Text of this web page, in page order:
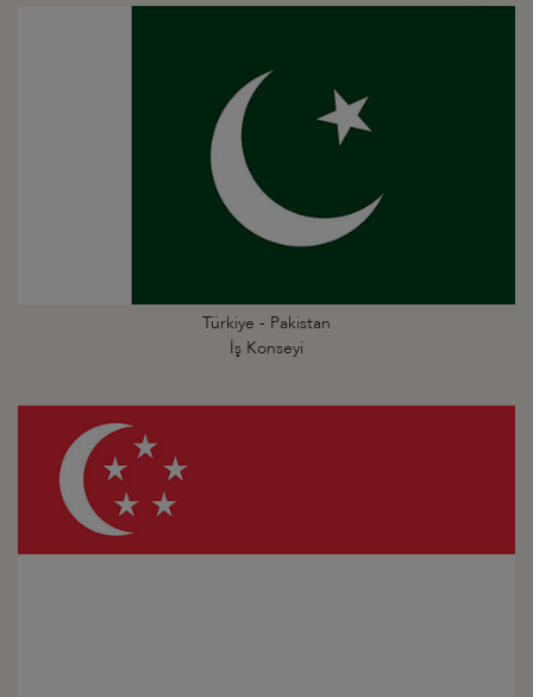
Türkiye - Pakistan
İş Konseyi